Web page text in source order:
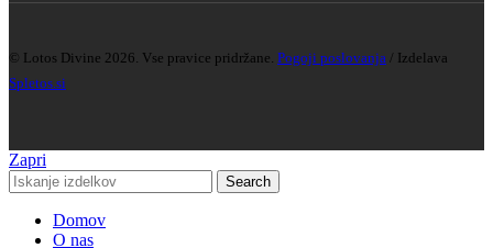
© Lotos Divine 2026. Vse pravice pridržane. Pogoji poslovanja / Izdelava
Spletos.si
Zapri
Search
Domov
O nas